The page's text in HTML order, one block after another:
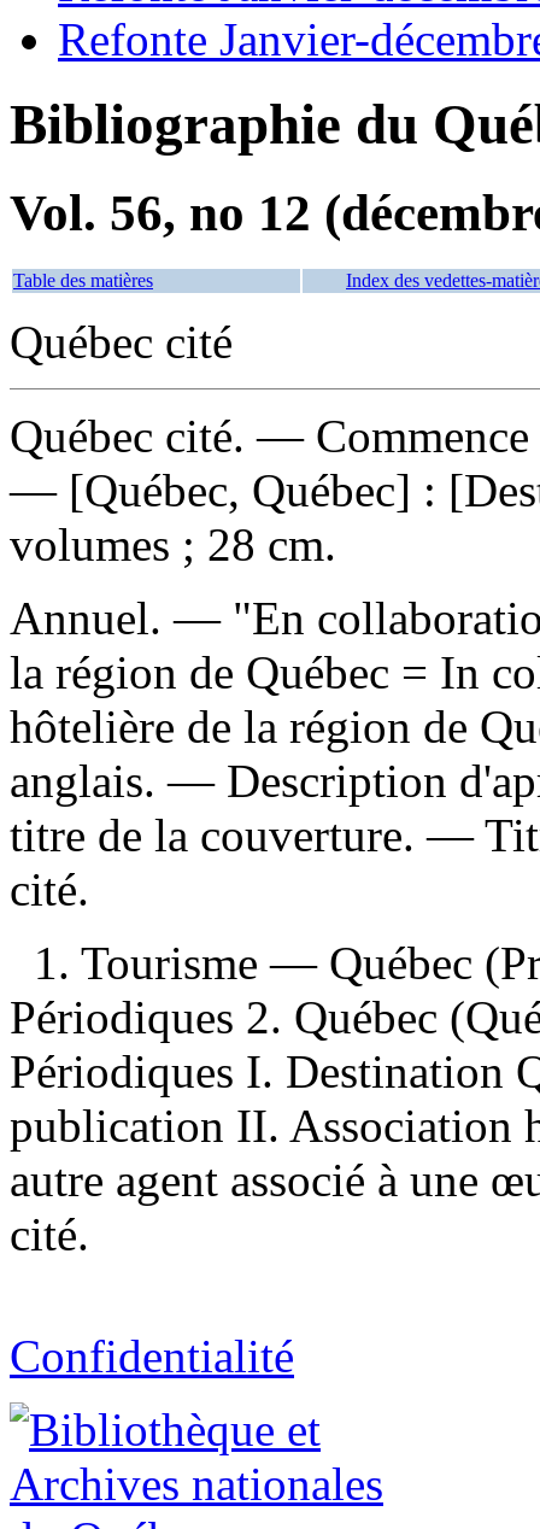
Refonte Janvier-
Bibliographie du
Vol. 56, no 12
Table des matières Index des vedettes-
Québec cité
Québec cité. — Commence
— [Québec, Québec] :
volumes ; 28 cm.
Annuel. — "En
la région de Québec = In
hôtelière de la région de
anglais. — Description
titre de la couverture. —
cité.
1. Tourisme — Québec
Périodiques 2. Québec
Périodiques I. Destination
publication II. Association
autre agent associé à une
cité.
Confidentialité